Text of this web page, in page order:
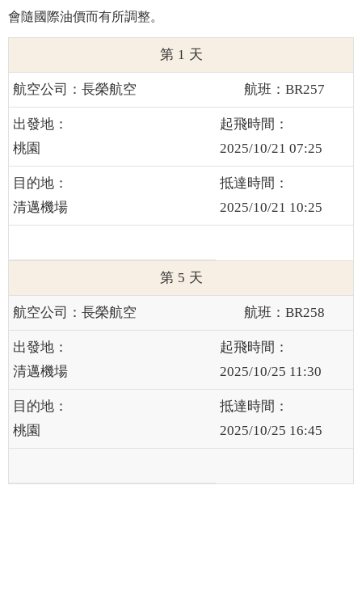
會隨國際油價而有所調整。
1
長榮航空 BR257
桃園 2025/10/21 07:25
清邁機場 2025/10/21 10:25
5
長榮航空 BR258
清邁機場 2025/10/25 11:30
桃園 2025/10/25 16:45